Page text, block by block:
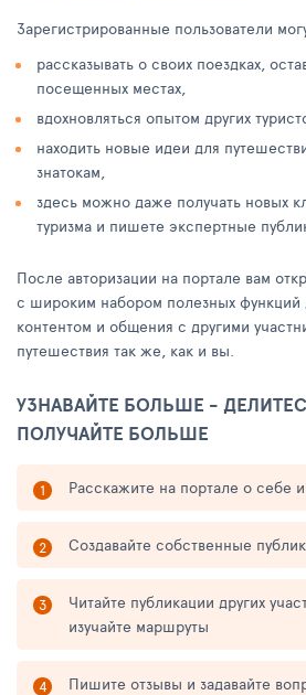
Зарегистрированные пользователи
рассказывать о своих поездках,
посещенных местах,
вдохновляться опытом других
находить новые идеи для
знатокам,
здесь можно даже получать новых
туризма и пишете экспертные
После авторизации на портале вам
с широким набором полезных функций
контентом и общения с другими
путешествия так же, как и вы.
УЗНАВАЙТЕ БОЛЬШЕ -
ПОЛУЧАЙТЕ БОЛЬШЕ
Расскажите на портале о себе
Создавайте собственные
Читайте публикации других
изучайте маршруты
Пишите отзывы и задавайте